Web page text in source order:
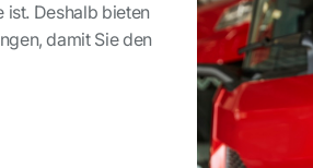
Deshalb bieten
damit Sie den